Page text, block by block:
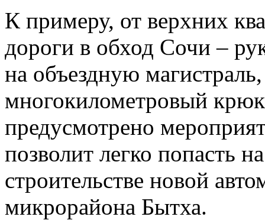
К примеру, от верхних
дороги в обход Сочи –
на объездную
многокилометровый
предусмотрено
позволит легко попасть
строительстве новой
микрорайона Бытха.